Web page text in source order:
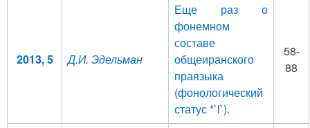
2013, 5 Д.И. Эдельман
Еще раз о
фонемном
составе
общеиранского
праязыка
(фонологический
статус *`l`).
58-
88